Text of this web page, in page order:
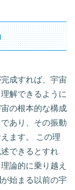
成すれば、宇宙
解できるように
の根本的な構成
あり、その振動
ます。 この理
できるとすれ
論的に乗り越え
が始まる以前の宇